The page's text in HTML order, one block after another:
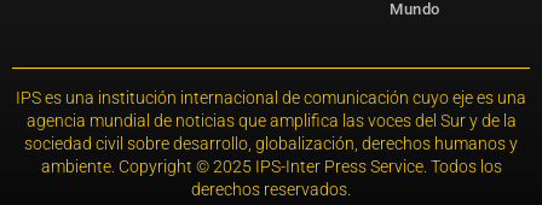
Mundo
IPS es una institución internacional de comunicación cuyo eje es una
agencia mundial de noticias que amplifica las voces del Sur y de la
sociedad civil sobre desarrollo, globalización, derechos humanos y
ambiente. Copyright © 2025 IPS-Inter Press Service. Todos los
derechos reservados.